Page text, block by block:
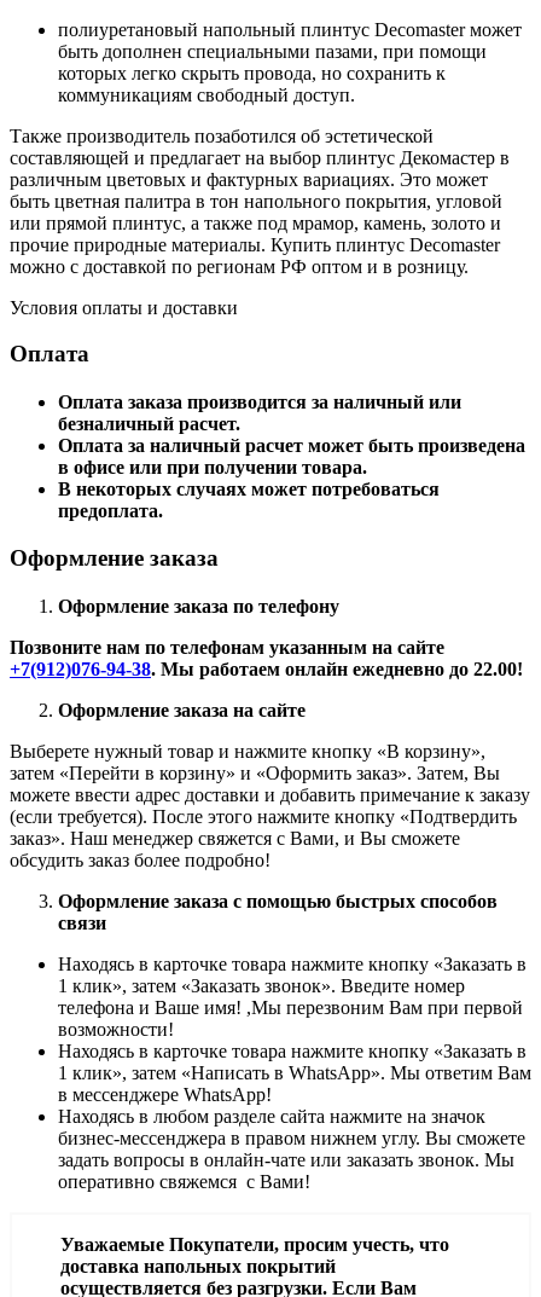
полиуретановый напольный плинтус Decomaster может
быть дополнен специальными пазами, при помощи
которых легко скрыть провода, но сохранить к
коммуникациям свободный доступ.
Также производитель позаботился об эстетической
составляющей и предлагает на выбор плинтус Декомастер в
различным цветовых и фактурных вариациях. Это может
быть цветная палитра в тон напольного покрытия, угловой
или прямой плинтус, а также под мрамор, камень, золото и
прочие природные материалы. Купить плинтус Decomaster
можно с доставкой по регионам РФ оптом и в розницу.
Условия оплаты и доставки
Оплата
Оплата заказа производится за наличный или
безналичный расчет.
Оплата за наличный расчет может быть произведена
в офисе или при получении товара.
В некоторых случаях может потребоваться
предоплата.
Оформление заказа
Оформление заказа по телефону
Позвоните нам по телефонам указанным на сайте
+7(912)076-94-38. Мы работаем онлайн ежедневно до 22.00!
Оформление заказа на сайте
Выберете нужный товар и нажмите кнопку «В корзину»,
затем «Перейти в корзину» и «Оформить заказ». Затем, Вы
можете ввести адрес доставки и добавить примечание к заказу
(если требуется). После этого нажмите кнопку «Подтвердить
заказ». Наш менеджер свяжется с Вами, и Вы сможете
обсудить заказ более подробно!
Оформление заказа с помощью быстрых способов
связи
Находясь в карточке товара нажмите кнопку «Заказать в
1 клик», затем «Заказать звонок». Введите номер
телефона и Ваше имя! ,Мы перезвоним Вам при первой
возможности!
Находясь в карточке товара нажмите кнопку «Заказать в
1 клик», затем «Написать в WhatsApp». Мы ответим Вам
в месcенджере WhatsApp!
Находясь в любом разделе сайта нажмите на значок
бизнес-мессенджера в правом нижнем углу. Вы сможете
задать вопросы в онлайн-чате или заказать звонок. Мы
оперативно свяжемся с Вами!
Уважаемые Покупатели, просим учесть, что
доставка напольных покрытий
осуществляется без разгрузки. Если Вам